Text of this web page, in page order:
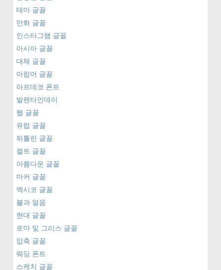
테마 글꼴
만화 글꼴
인스타그램 글꼴
아시아 글꼴
대체 글꼴
아랍어 글꼴
아르데코 폰트
발렌타인데이
웹 글꼴
유럽 글꼴
뒤틀린 글꼴
켈트 글꼴
아름다운 글꼴
마커 글꼴
멕시코 글꼴
불과 얼음
현대 글꼴
로마 및 그리스 글꼴
압축 글꼴
웨딩 폰트
스케치 글꼴